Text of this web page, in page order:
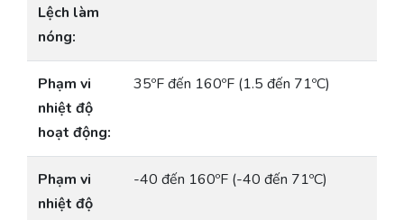
Lệch làm
nóng:
Phạm vi
nhiệt độ
hoạt động:
35ºF đến 160ºF (1.5 đến 71ºC)
Phạm vi
nhiệt độ
-40 đến 160ºF (-40 đến 71ºC)